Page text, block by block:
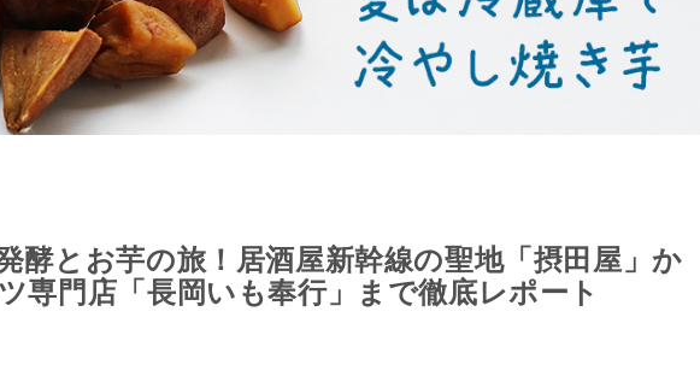
酵とお芋の旅！居酒屋新幹線の聖地「摂田屋」か
専門店「長岡いも奉行」まで徹底レポート